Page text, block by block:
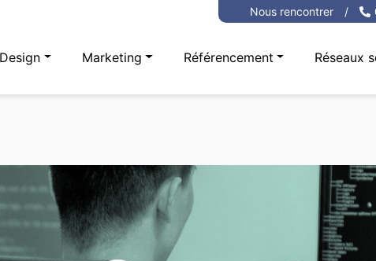
Nous rencontrer /
Design Marketing Référencement Réseaux